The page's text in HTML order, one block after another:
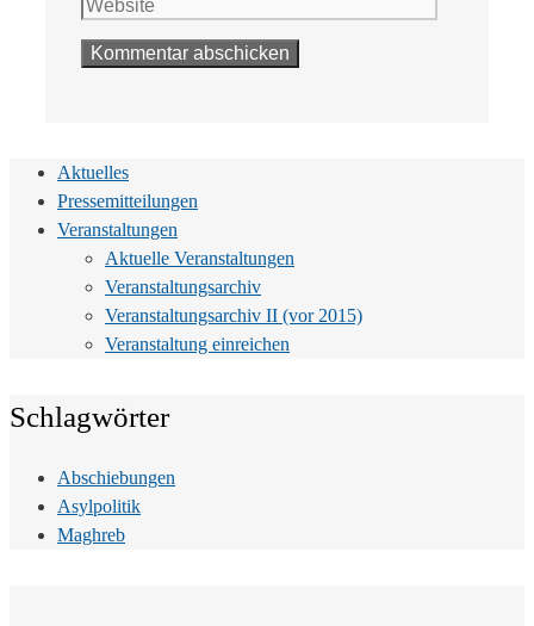
Aktuelles
Pressemitteilungen
Veranstaltungen
Aktuelle Veranstaltungen
Veranstaltungsarchiv
Veranstaltungsarchiv II (vor 2015)
Veranstaltung einreichen
Schlagwörter
Abschiebungen
Asylpolitik
Maghreb